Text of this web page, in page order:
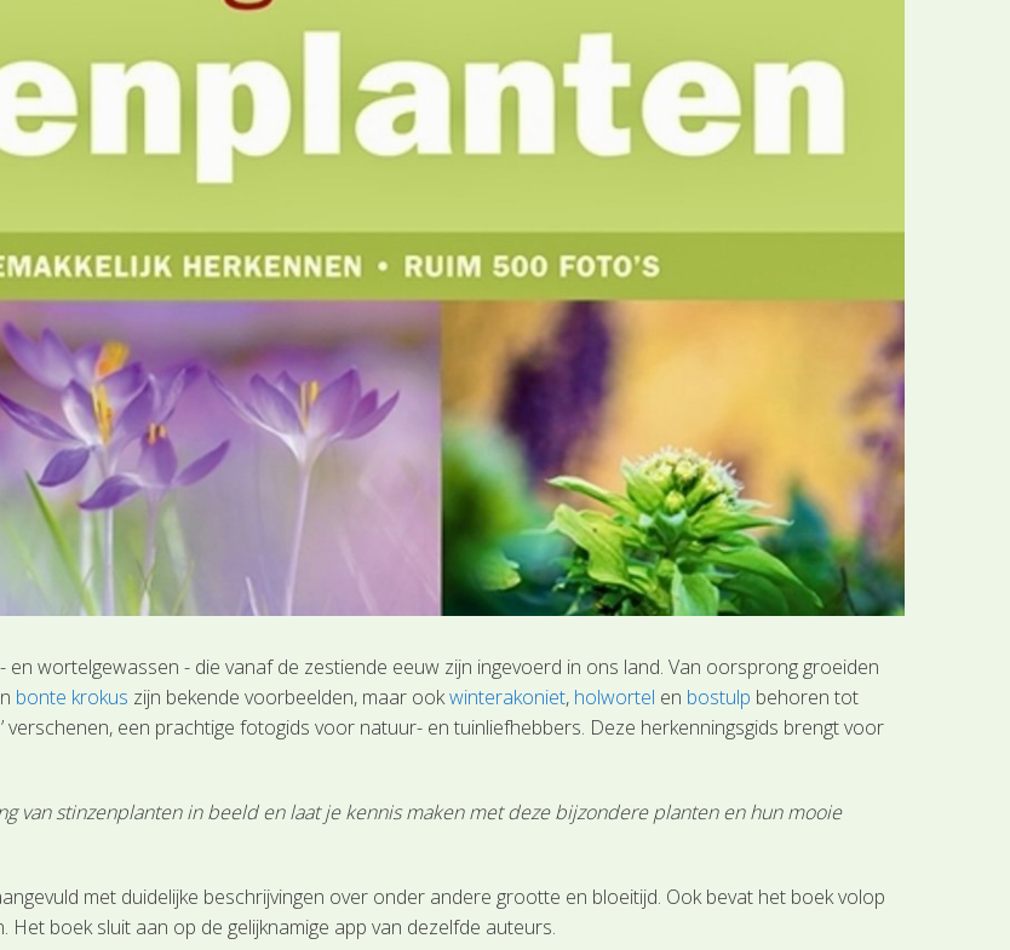
wortelgewassen - die vanaf de zestiende eeuw zijn ingevoerd in ons land. Van oorsprong groeiden
bonte krokus zijn bekende voorbeelden, maar ookwinterakoniet, holwortel en bostulp behoren tot
verschenen, een prachtige fotogids voor natuur- en tuinliefhebbers. Deze herkenningsgids brengt voor
van stinzenplanten in beeld en laat je kennis maken met deze bijzondere planten en hun mooie
met duidelijke beschrijvingen over onder andere grootte en bloeitijd. Ook bevat het boek volop
boek sluit aan op de gelijknamige app van dezelfde auteurs.